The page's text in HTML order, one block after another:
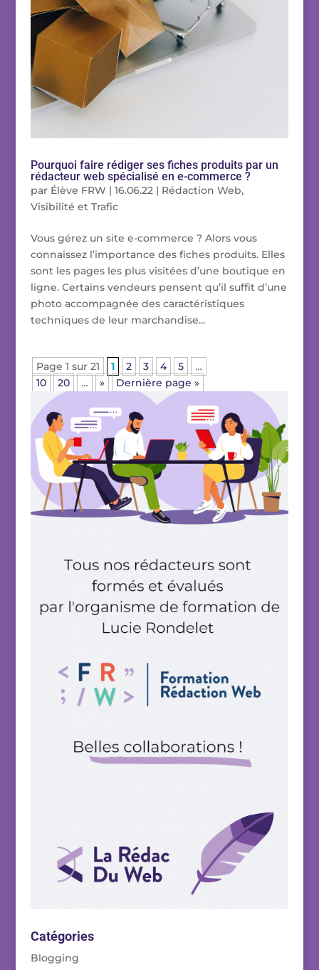
Pourquoi faire rédiger ses fiches produits par un
rédacteur web spécialisé en e-commerce ?
par Élève FRW | 16.06.22| Rédaction Web,
Visibilité et Trafic
Vous gérez un site e-commerce ? Alors vous
connaissez l’importance des fiches produits. Elles
sont les pages les plus visitées d’une boutique en
ligne. Certains vendeurs pensent qu’il suffit d’une
photo accompagnée des caractéristiques
techniques de leur marchandise...
Page 1 sur 21 1 2 3 4 5
…
10
20 … » Dernière page »
Catégories
Blogging